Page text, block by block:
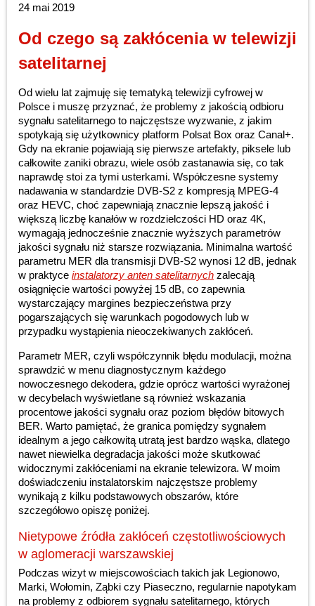
24 mai 2019
Od czego są zakłócenia w telewizji
satelitarnej
Od wielu lat zajmuję się tematyką telewizji cyfrowej w
Polsce i muszę przyznać, że problemy z jakością odbioru
sygnału satelitarnego to najczęstsze wyzwanie, z jakim
spotykają się użytkownicy platform Polsat Box oraz Canal+.
Gdy na ekranie pojawiają się pierwsze artefakty, piksele lub
całkowite zaniki obrazu, wiele osób zastanawia się, co tak
naprawdę stoi za tymi usterkami. Współczesne systemy
nadawania w standardzie DVB-S2 z kompresją MPEG-4
oraz HEVC, choć zapewniają znacznie lepszą jakość i
większą liczbę kanałów w rozdzielczości HD oraz 4K,
wymagają jednocześnie znacznie wyższych parametrów
jakości sygnału niż starsze rozwiązania. Minimalna wartość
parametru MER dla transmisji DVB-S2 wynosi 12 dB, jednak
w praktyce instalatorzy anten satelitarnych zalecają
osiągnięcie wartości powyżej 15 dB, co zapewnia
wystarczający margines bezpieczeństwa przy
pogarszających się warunkach pogodowych lub w
przypadku wystąpienia nieoczekiwanych zakłóceń.
Parametr MER, czyli współczynnik błędu modulacji, można
sprawdzić w menu diagnostycznym każdego
nowoczesnego dekodera, gdzie oprócz wartości wyrażonej
w decybelach wyświetlane są również wskazania
procentowe jakości sygnału oraz poziom błędów bitowych
BER. Warto pamiętać, że granica pomiędzy sygnałem
idealnym a jego całkowitą utratą jest bardzo wąska, dlatego
nawet niewielka degradacja jakości może skutkować
widocznymi zakłóceniami na ekranie telewizora. W moim
doświadczeniu instalatorskim najczęstsze problemy
wynikają z kilku podstawowych obszarów, które
szczegółowo opiszę poniżej.
Nietypowe źródła zakłóceń częstotliwościowych
w aglomeracji warszawskiej
Podczas wizyt w miejscowościach takich jak Legionowo,
Marki, Wołomin, Ząbki czy Piaseczno, regularnie napotykam
na problemy z odbiorem sygnału satelitarnego, których